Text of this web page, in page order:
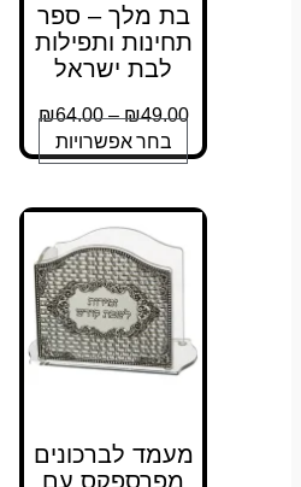
בת מלך – ספר
תחינות ותפילות
לבת ישראל
₪49.00
–
₪64.00
בחר אפשרויות
מעמד לברכונים
מפרספקס עם